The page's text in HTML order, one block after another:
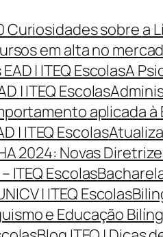
Curiosidades sobre a
em alta no
| ITEQ EscolasA
| ITEQ Escolas
aplicada à
| ITEQ Escolas
2024: Novas
ITEQ Escolas
| ITEQ Escolas
e Educação